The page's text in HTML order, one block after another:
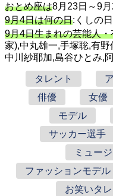
おとめ座は8月23日～9月
9月4日は何の日:くしの
9月4日生まれの芸能人・
家),中丸雄一,手塚聡,有
中川紗耶加,島谷ひとみ,
タレント
俳優
女優
モデル
サッカー選手
ミュー
ファッションモデル
お笑いタレ